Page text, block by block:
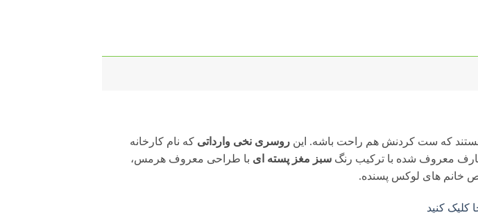
هستند که ست کردنش هم راحت باشه. این روسری نخی وارداتی که نام کارخانه
معروف شده با ترکیب رنگ سبز مغز پسته ای با طراحی معروف هرمس،
های لوکس پسنده.
کنید